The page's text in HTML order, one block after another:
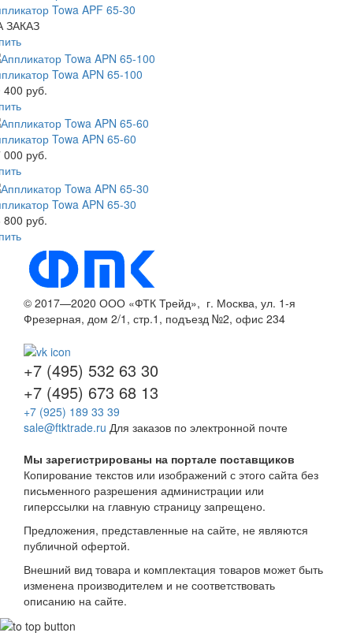
Towa APF 65-30
ЗАКАЗ
Towa APN 65-100
400 руб.
Towa APN 65-60
000 руб.
Towa APN 65-30
800 руб.
© 2017—2020 ООО «ФТК Трейд», г. Москва, ул. 1-я
Фрезерная, дом 2/1, стр.1, подъезд №2, офис 234
+7 (495) 532 63 30
+7 (495) 673 68 13
+7 (925) 189 33 39
sale@ftktrade.ru Для заказов по электронной почте
Мы зарегистрированы на портале поставщиков
Копирование текстов или изображений с этого сайта без
письменного разрешения администрации или
гиперссылки на главную страницу запрещено.
Предложения, представленные на сайте, не являются
публичной офертой.
Внешний вид товара и комплектация товаров может быть
изменена производителем и не соответствовать
описанию на сайте.